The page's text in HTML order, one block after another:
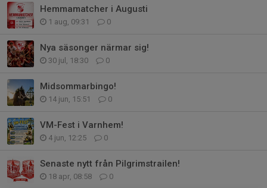
Hemmamatcher i Augusti
1 aug, 09:31 0
Nya säsonger närmar sig!
30 jul, 18:30 0
Midsommarbingo!
14 jun, 15:51 0
VM-Fest i Varnhem!
4 jun, 12:25 0
Senaste nytt från Pilgrimstrailen!
18 apr, 08:58 0